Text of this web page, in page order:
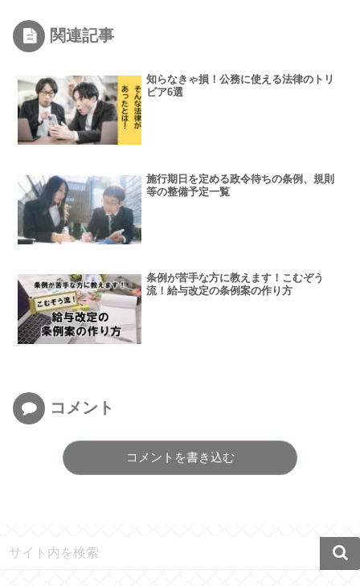
関連記事
知らなきゃ損！公務に使える法律のトリ
ビア6選
施行期日を定める政令待ちの条例、規則
等の整備予定一覧
条例が苦手な方に教えます！こむぞう
流！給与改定の条例案の作り方
コメント
コメントを書き込む